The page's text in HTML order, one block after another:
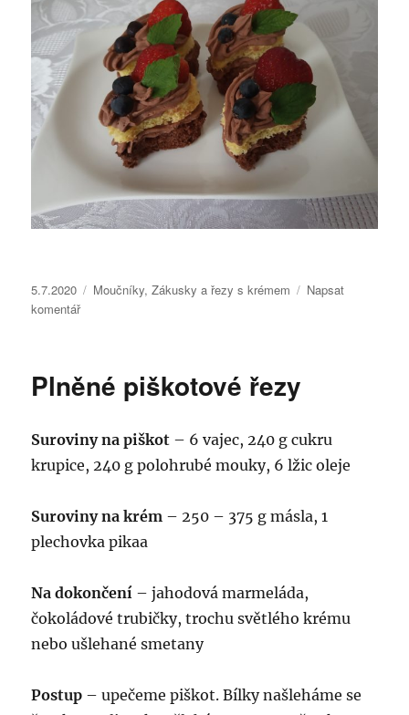
Publikováno:
5.7.2020 Rubriky:
Moučníky,Zákusky a řezy s krémem
Napsat
komentářpro
Vykrajovaná
semifreda
Plněné piškotové řezy
Suroviny na piškot – 6 vajec, 240 g cukru
krupice, 240 g polohrubé mouky, 6 lžic oleje
Suroviny na krém – 250 – 375 g másla, 1
plechovka pikaa
Na dokončení – jahodová marmeláda,
čokoládové trubičky, trochu světlého krému
nebo ušlehané smetany
Postup – upečeme piškot. Bílky našleháme se